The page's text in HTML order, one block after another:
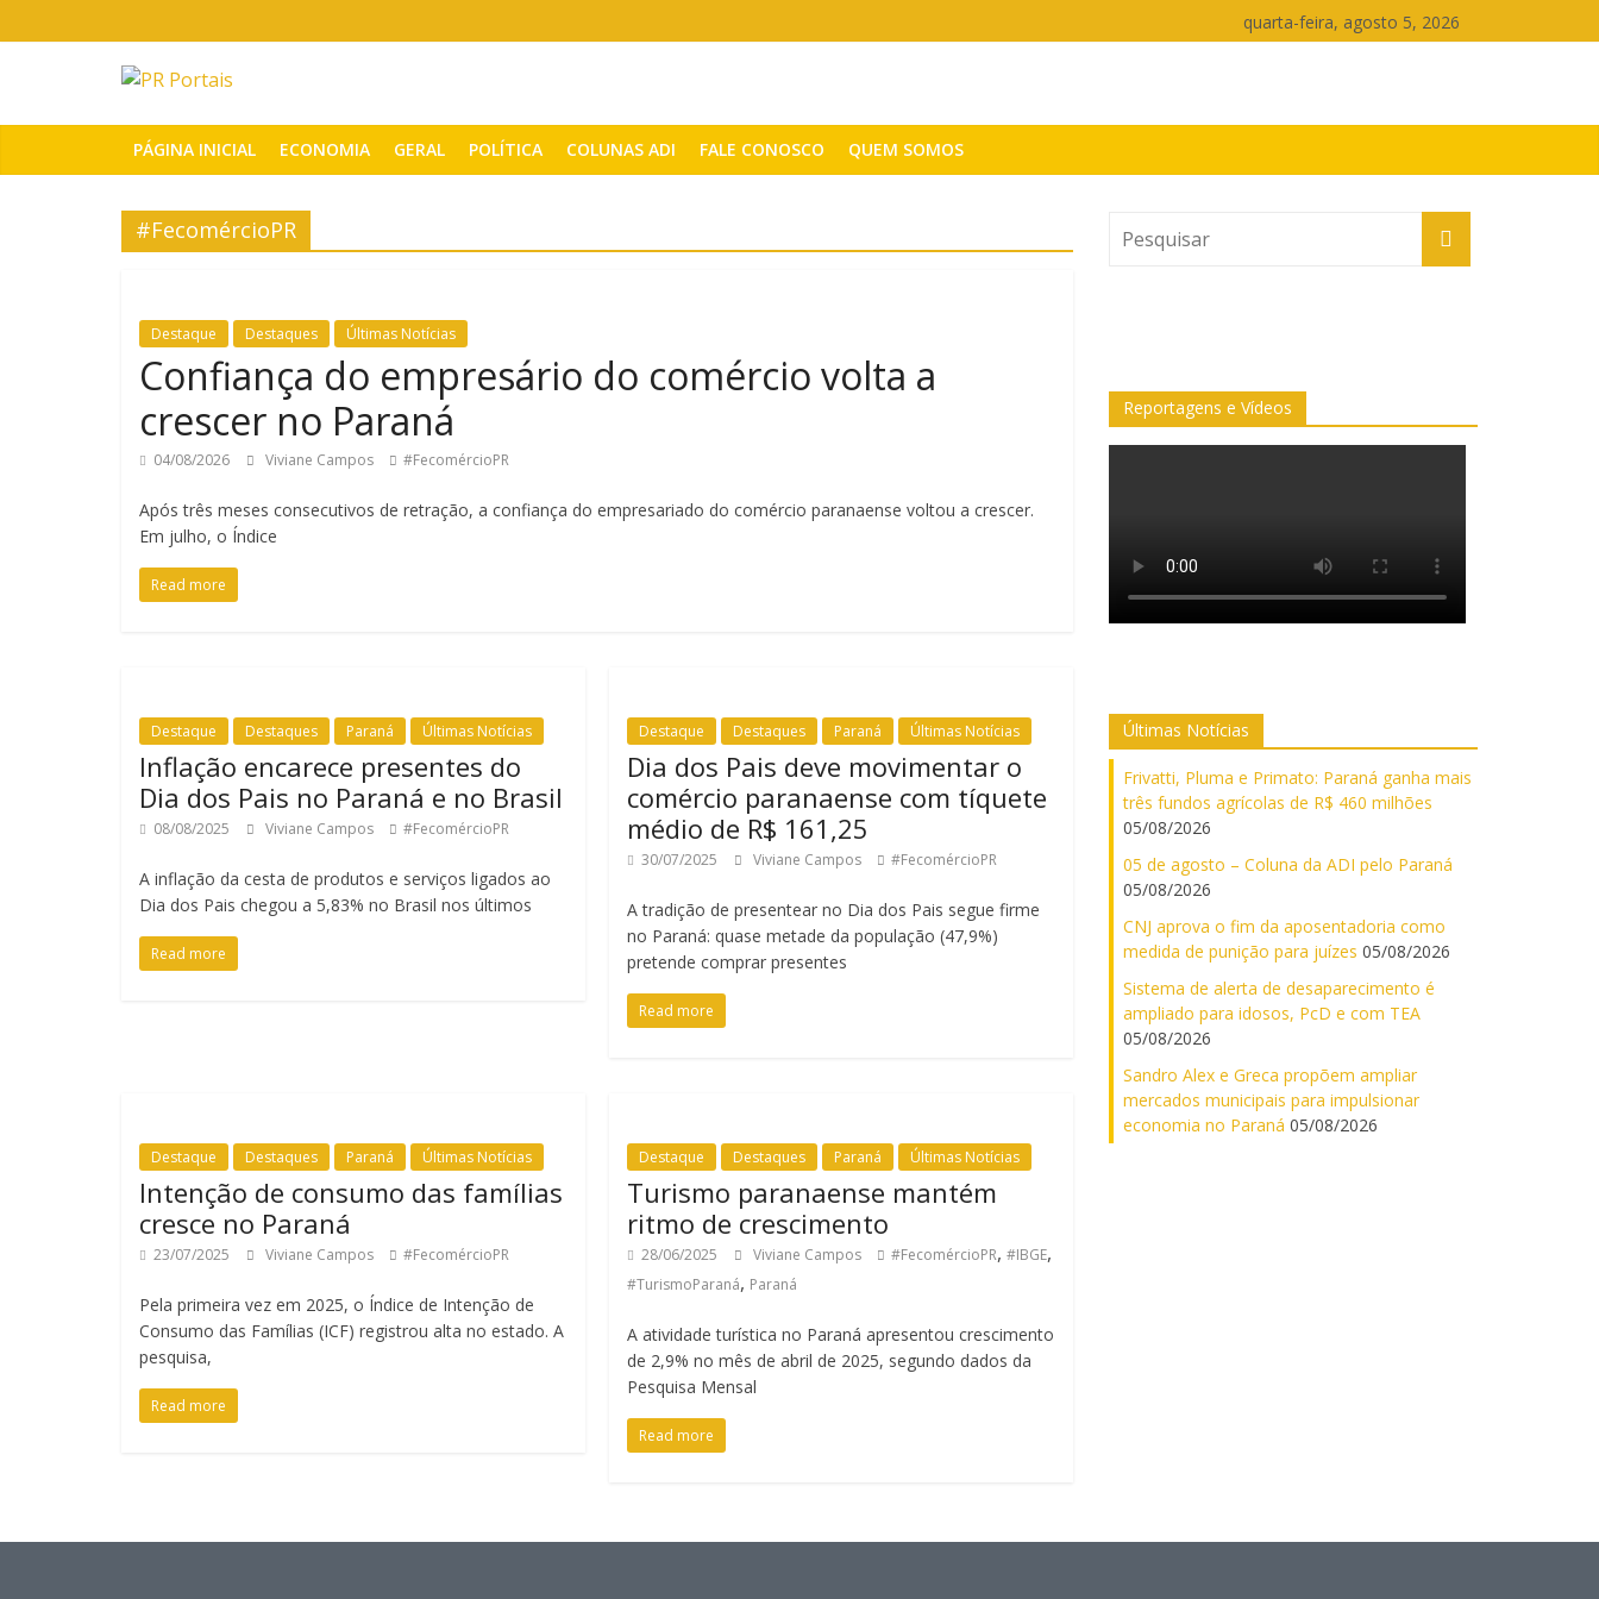
para
quarta-feira, agosto 5, 2026
PR
Portais
Portal
de
Paraná
PÁGINA INICIAL ECONOMIA GERAL POLÍTICA COLUNAS ADI FALE CONOSCO QUEM SOMOS
#FecomércioPR
Destaque Destaques Últimas Notícias
Confiança do empresário do comércio volta a
crescer no Paraná
04/08/2026 Viviane Campos #FecomércioPR
Após três meses consecutivos de retração, a confiança do empresariado do comércio paranaense voltou a crescer.
Em julho, o Índice
Read more
Destaque Destaques Paraná Últimas Notícias
Inflação encarece presentes do
Dia dos Pais no Paraná e no Brasil
08/08/2025 Viviane Campos #FecomércioPR
A inflação da cesta de produtos e serviços ligados ao
Dia dos Pais chegou a 5,83% no Brasil nos últimos
Read more
Destaque Destaques Paraná Últimas Notícias
Dia dos Pais deve movimentar o
comércio paranaense com tíquete
médio de R$ 161,25
30/07/2025 Viviane Campos #FecomércioPR
A tradição de presentear no Dia dos Pais segue firme
no Paraná: quase metade da população (47,9%)
pretende comprar presentes
Read more
Destaque Destaques Paraná Últimas Notícias
Intenção de consumo das famílias
cresce no Paraná
23/07/2025 Viviane Campos #FecomércioPR
Pela primeira vez em 2025, o Índice de Intenção de
Consumo das Famílias (ICF) registrou alta no estado. A
pesquisa,
Read more
Destaque Destaques Paraná Últimas Notícias
Turismo paranaense mantém
ritmo de crescimento
28/06/2025 Viviane Campos #FecomércioPR,#IBGE,
#TurismoParaná, Paraná
A atividade turística no Paraná apresentou crescimento
de 2,9% no mês de abril de 2025, segundo dados da
Pesquisa Mensal
Read more
Reportagens e Vídeos
Últimas Notícias
Frivatti, Pluma e Primato: Paraná ganha mais
três fundos agrícolas de R$ 460 milhões
05/08/2026
05 de agosto – Coluna da ADI pelo Paraná
05/08/2026
CNJ aprova o fim da aposentadoria como
medida de punição para juízes 05/08/2026
Sistema de alerta de desaparecimento é
ampliado para idosos, PcD e com TEA
05/08/2026
Sandro Alex e Greca propõem ampliar
mercados municipais para impulsionar
economia no Paraná 05/08/2026